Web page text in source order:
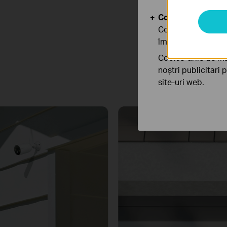
Combine into one
Yard
Cookie-uri de
Cookie-urile de
îmbunătăți și
Cookie-urile de
noștri publicitari
site-uri web.